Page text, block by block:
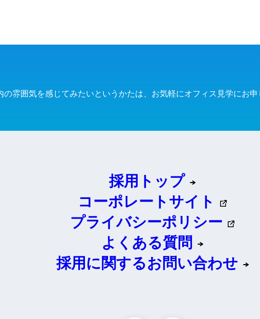
雰囲気を感じてみたいというかたは、お気軽にオフィス見学にお
採用トップ
コーポレートサイト
プライバシーポリシー
よくある質問
採用に関するお問い合わせ